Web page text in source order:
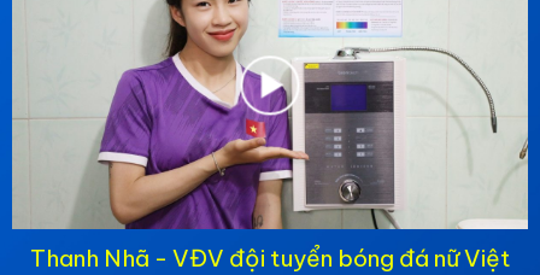
Thanh Nhã - VĐV đội tuyển bóng đá nữ Việt